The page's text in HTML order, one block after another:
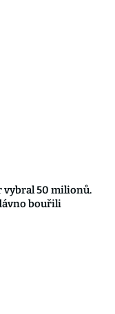
vybral 50 milionů.
bouřili